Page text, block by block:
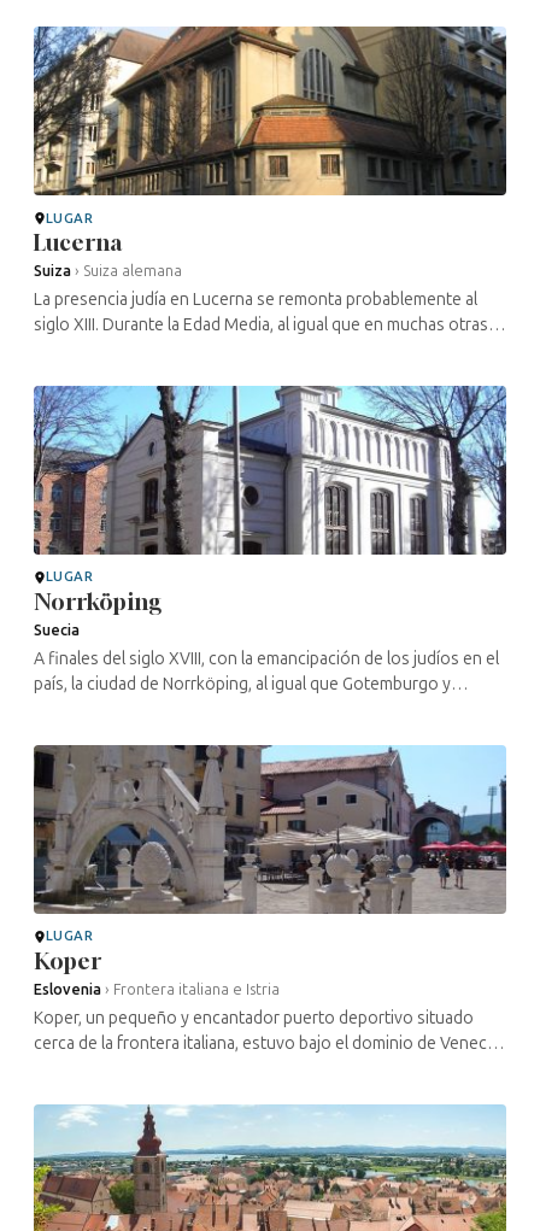
LUGAR
Lucerna
Suiza › Suiza alemana
La presencia judía en Lucerna se remonta probablemente al
siglo XIII. Durante la Edad Media, al igual que en muchas otras
LUGAR
Norrköping
Suecia
A finales del siglo XVIII, con la emancipación de los judíos en el
país, la ciudad de Norrköping, al igual que Gotemburgo y
LUGAR
Koper
Eslovenia › Frontera italiana e Istria
Koper, un pequeño y encantador puerto deportivo situado
cerca de la frontera italiana, estuvo bajo el dominio de Venecia